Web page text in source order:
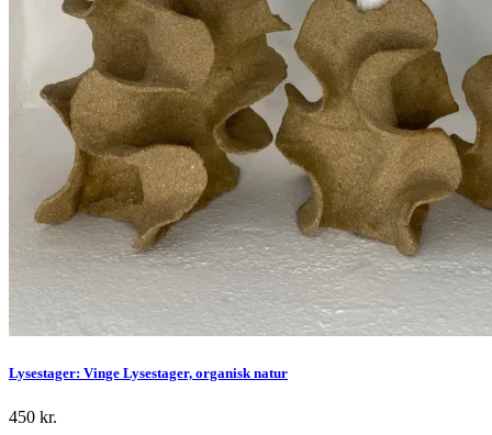
Lysestager: Vinge Lysestager, organisk natur
450 kr.